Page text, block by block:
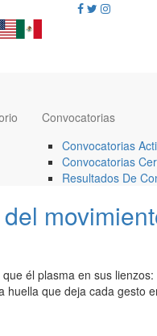
Convocatorias
Convocatorias
Convocatorias
Resultados De
él plasma en sus
que deja cada gesto